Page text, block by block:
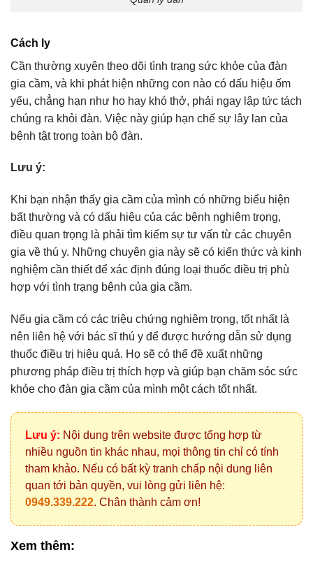
Cách ly
Cần thường xuyên theo dõi tình trạng sức khỏe của đàn
gia cầm, và khi phát hiện những con nào có dấu hiệu ốm
yếu, chẳng hạn như ho hay khó thở, phải ngay lập tức tách
chúng ra khỏi đàn. Việc này giúp hạn chế sự lây lan của
bệnh tật trong toàn bộ đàn.
Lưu ý:
Khi bạn nhận thấy gia cầm của mình có những biểu hiện
bất thường và có dấu hiệu của các bệnh nghiêm trọng,
điều quan trọng là phải tìm kiếm sự tư vấn từ các chuyên
gia về thú y. Những chuyên gia này sẽ có kiến thức và kinh
nghiệm cần thiết để xác định đúng loại thuốc điều trị phù
hợp với tình trạng bệnh của gia cầm.
Nếu gia cầm có các triệu chứng nghiêm trọng, tốt nhất là
nên liên hệ với bác sĩ thú y để được hướng dẫn sử dụng
thuốc điều trị hiệu quả. Họ sẽ có thể đề xuất những
phương pháp điều trị thích hợp và giúp bạn chăm sóc sức
khỏe cho đàn gia cầm của mình một cách tốt nhất.
Lưu ý: Nội dung trên website được tổng hợp từ
nhiều nguồn tin khác nhau, mọi thông tin chỉ có tính
tham khảo. Nếu có bất kỳ tranh chấp nội dung liên
quan tới bản quyền, vui lòng gửi liên hệ:
0949.339.222. Chân thành cảm ơn!
Xem thêm: